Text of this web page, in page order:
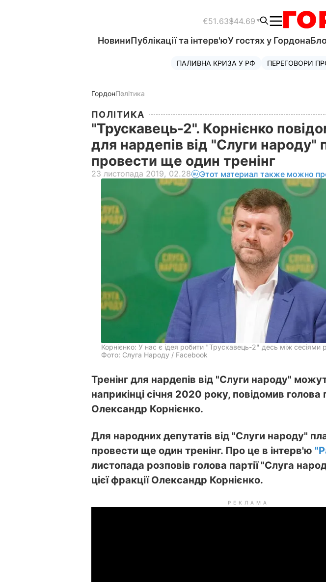
€51.63$44.69
НовиниПублікації та інтерв'юУ гостях у Гордона
ПАЛИВНА КРИЗА У РФ ПЕРЕГОВОРИ
ГордонПолітика
ПОЛІТИКА
"Трускавець-2". Корнієнко
для нардепів від "Слуги народу"
провести ще один тренінг
23 листопада 2019, 02.28 Этот материал также можно
Корнієнко: У нас є ідея робити "Трускавець-2" десь між сесіями
Фото: Слуга Народу / Facebook
Тренінг для нардепів від "Слуги народу"
наприкінці січня 2020 року, повідомив голова
Олександр Корнієнко.
Для народних депутатів від "Слуги народу"
провести ще один тренінг. Про це в інтерв'ю
листопада розповів голова партії "Слуга
цієї фракції Олександр Корнієнко.
РЕКЛАМА